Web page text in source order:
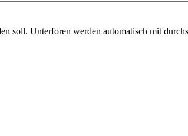
soll. Unterforen werden automatisch mit